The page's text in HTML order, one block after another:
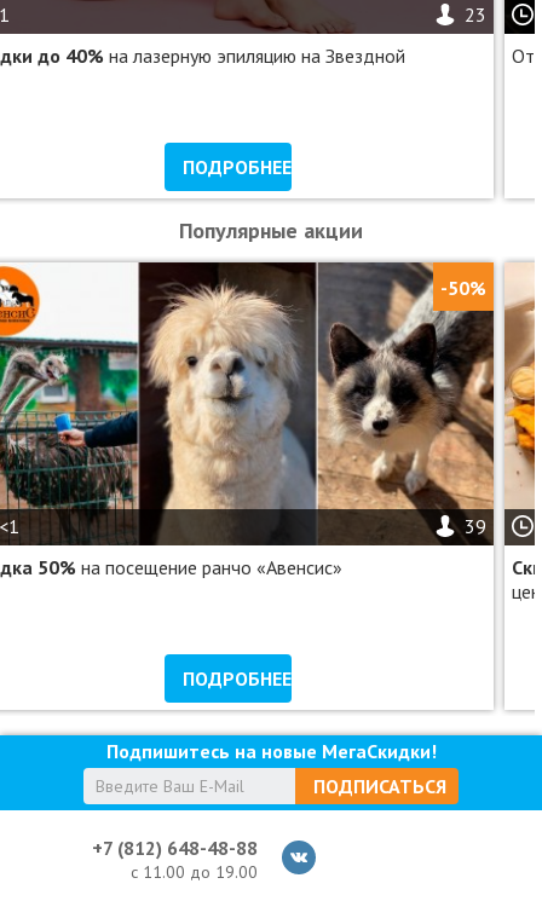
1
23
до 40% на лазерную эпиляцию на Звездной
ПОДРОБНЕЕ
От
Популярные акции
-50%
<1
39
50% на посещение ранчо «Авенсис»
ПОДРОБНЕЕ
Подпишитесь на новые МегаСкидки!
ПОДПИСАТЬСЯ
+7 (812) 648-48-88
с 11.00 до 19.00